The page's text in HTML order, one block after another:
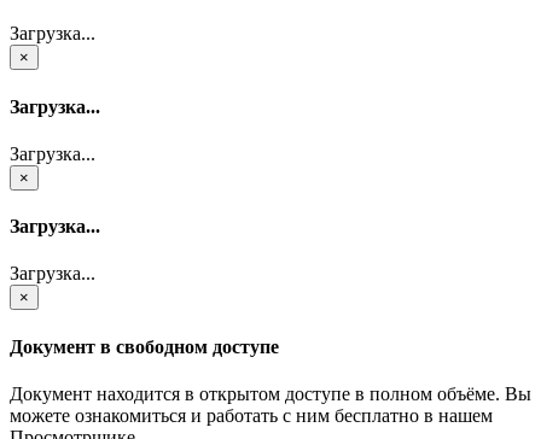
Загрузка...
×
Загрузка...
Загрузка...
×
Загрузка...
Загрузка...
×
Документ в свободном доступе
Документ находится в открытом доступе в полном объёме. Вы
можете ознакомиться и работать с ним бесплатно в нашем